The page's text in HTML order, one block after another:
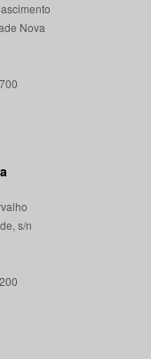
Nova
s/n